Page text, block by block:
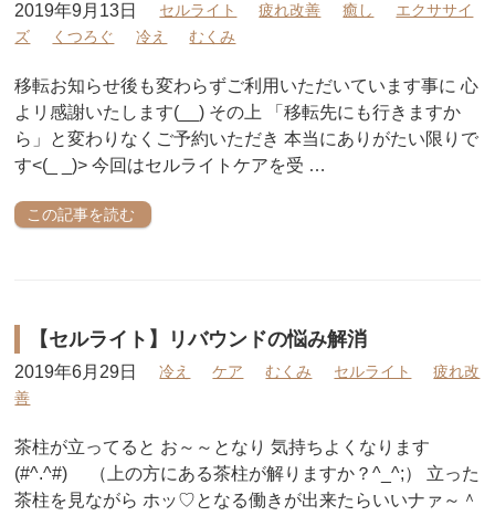
2019年9月13日 セルライト 疲れ改善 癒し
エクササイ
ズ
くつろぐ 冷え むくみ
移転お知らせ後も変わらずご利用いただいています事に 心
よリ感謝いたします(__) その上 「移転先にも行きますか
ら」と変わりなくご予約いただき 本当にありがたい限りで
す<(_ _)> 今回はセルライトケアを受 …
この記事を読む
【セルライト】リバウンドの悩み解消
2019年6月29日 冷え ケア むくみ セルライト
疲れ改
善
茶柱が立ってると お～～となり 気持ちよくなります
(#^.^#) （上の方にある茶柱が解りますか？^_^;） 立った
茶柱を見ながら ホッ♡となる働きが出来たらいいナァ～＾